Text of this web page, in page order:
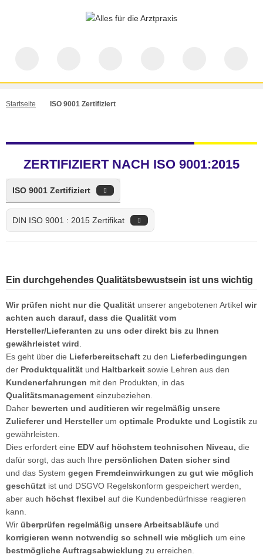
Startseite ISO 9001 Zertifiziert
ZERTIFIZIERT NACH ISO 9001:2015
ISO 9001 Zertifiziert
DIN ISO 9001 : 2015 Zertifikat
Ein durchgehendes Qualitätsbewustsein ist uns wichtig
Wir prüfen nicht nur die Qualität unserer angebotenen Artikel wir
achten auch darauf, dass die Qualität vom
Hersteller/Lieferanten zu uns oder direkt bis zu Ihnen
gewährleistet wird
Es geht über die Lieferbereitschaft zu den Lieferbedingungen
der Produktqualität und Haltbarkeit sowie Lehren aus den
Kundenerfahrungen mit den Produkten, in das
Qualitätsmanagement einzubeziehen.
Daher bewerten und auditieren wir regelmäßig unsere
Zulieferer und Herstellerum optimale Produkte und Logistik zu
gewährleisten.
Dies erfordert eine EDV auf höchstem technischen Niveau, die
dafür sorgt, das auch Ihre persönlichen Daten sicher sind
und das System gegen Fremdeinwirkungen zu gut wie möglich
geschützt ist und DSGVO Regelskonform gespeichert werden,
aber auch höchst flexibel auf die Kundenbedürfnisse reagieren
kann.
Wir überprüfen regelmäßig unsere Arbeitsabläufe und
korrigieren wenn notwendig so schnell wie möglich um eine
bestmögliche Auftragsabwicklung zu erreichen.